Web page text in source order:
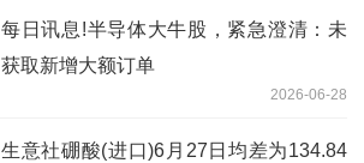
每日讯息!半导体大牛股，紧急澄清：未
获取新增大额订单
2026-06-28
生意社硼酸(进口)6月27日均差为134.84